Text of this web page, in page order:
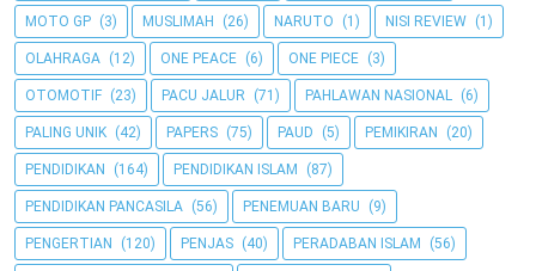
MOTO GP (3) MUSLIMAH (26) NARUTO (1) NISI REVIEW (1)
OLAHRAGA (12) ONE PEACE (6) ONE PIECE (3)
OTOMOTIF (23) PACU JALUR (71) PAHLAWAN NASIONAL (6)
PALING UNIK (42) PAPERS (75) PAUD (5) PEMIKIRAN (20)
PENDIDIKAN (164) PENDIDIKAN ISLAM (87)
PENDIDIKAN PANCASILA (56) PENEMUAN BARU (9)
PENGERTIAN (120) PENJAS (40) PERADABAN ISLAM (56)